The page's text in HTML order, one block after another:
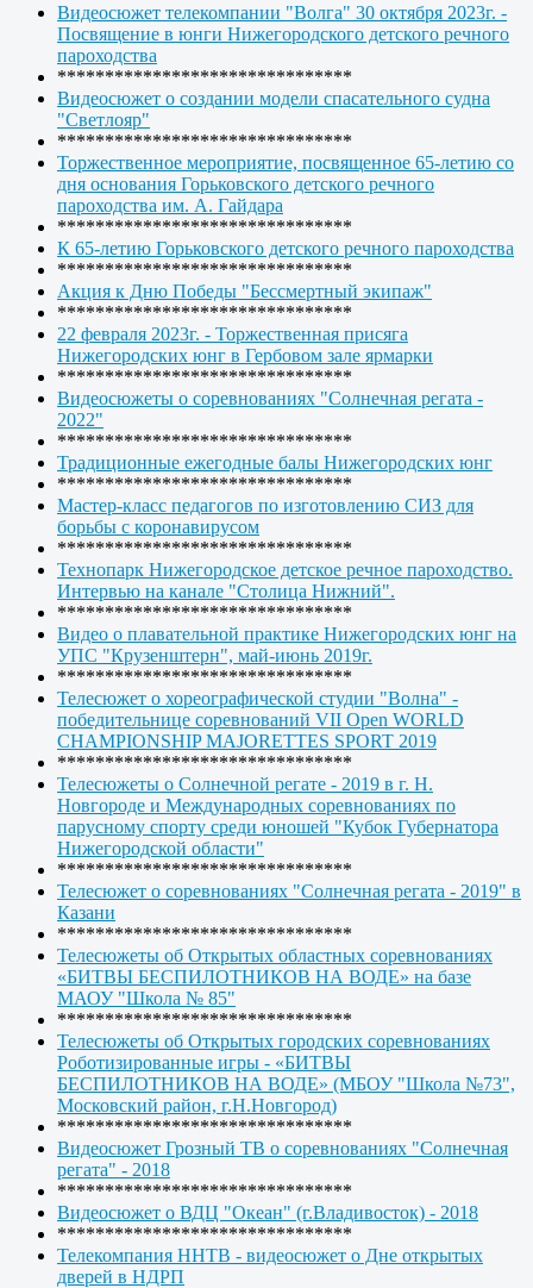
Видеосюжет телекомпании "Волга" 30 октября 2023г. -
Посвящение в юнги Нижегородского детского речного
пароходства
*******************************
Видеосюжет о создании модели спасательного судна
"Светлояр"
*******************************
Торжественное мероприятие, посвященное 65-летию со
дня основания Горьковского детского речного
пароходства им. А. Гайдара
*******************************
К 65-летию Горьковского детского речного пароходства
*******************************
Акция к Дню Победы "Бессмертный экипаж"
*******************************
22 февраля 2023г. - Торжественная присяга
Нижегородских юнг в Гербовом зале ярмарки
*******************************
Видеосюжеты о соревнованиях "Солнечная регата -
2022"
*******************************
Традиционные ежегодные балы Нижегородских юнг
*******************************
Мастер-класс педагогов по изготовлению СИЗ для
борьбы с коронавирусом
*******************************
Технопарк Нижегородское детское речное пароходство.
Интервью на канале "Столица Нижний".
*******************************
Видео о плавательной практике Нижегородских юнг на
УПС "Крузенштерн", май-июнь 2019г.
*******************************
Телесюжет о хореографической студии "Волна" -
победительнице соревнований VII Open WORLD
CHAMPIONSHIP MAJORETTES SPORT 2019
*******************************
Телесюжеты о Солнечной регате - 2019 в г. Н.
Новгороде и Международных соревнованиях по
парусному спорту среди юношей "Кубок Губернатора
Нижегородской области"
*******************************
Телесюжет о соревнованиях "Солнечная регата - 2019" в
Казани
*******************************
Телесюжеты об Открытых областных соревнованиях
«БИТВЫ БЕСПИЛОТНИКОВ НА ВОДЕ» на базе
МАОУ "Школа № 85"
*******************************
Телесюжеты об Открытых городских соревнованиях
Роботизированные игры - «БИТВЫ
БЕСПИЛОТНИКОВ НА ВОДЕ» (МБОУ "Школа №73",
Московский район, г.Н.Новгород)
*******************************
Видеосюжет Грозный ТВ о соревнованиях "Солнечная
регата" - 2018
*******************************
Видеосюжет о ВДЦ "Океан" (г.Владивосток) - 2018
*******************************
Телекомпания ННТВ - видеосюжет о Дне открытых
дверей в НДРП